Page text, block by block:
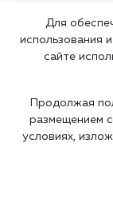
Для
использования
сайте
Продолжая
размещением
условиях,